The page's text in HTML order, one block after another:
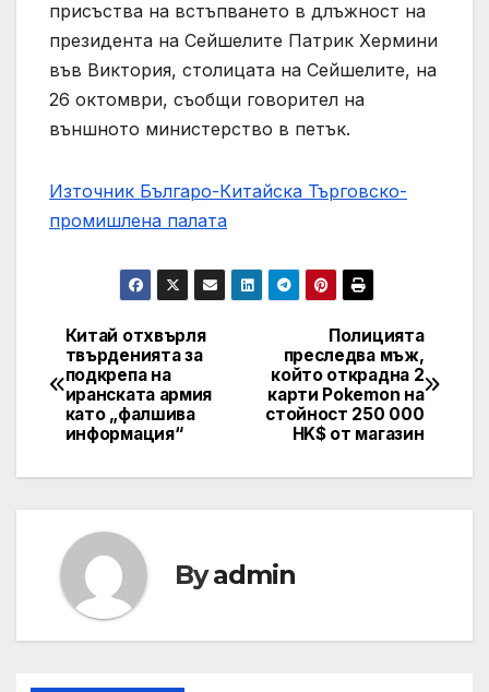
присъства на встъпването в длъжност на
президента на Сейшелите Патрик Хермини
във Виктория, столицата на Сейшелите, на
26 октомври, съобщи говорител на
външното министерство в петък.
Източник Българо-Китайска Търговско-
промишлена палaта
Навигация
Полицията
преследва мъж,
който открадна 2
карти Pokemon на
стойност 250 000
HK$ от магазин
Китай отхвърля
твърденията за
подкрепа на
иранската армия
като „фалшива
информация“
Byadmin